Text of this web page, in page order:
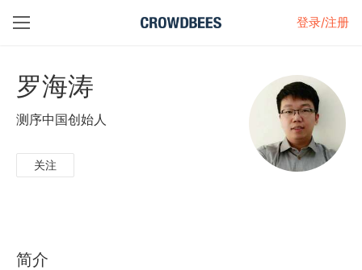
登录/注册
罗海涛
测序中国创始人
关注
简介